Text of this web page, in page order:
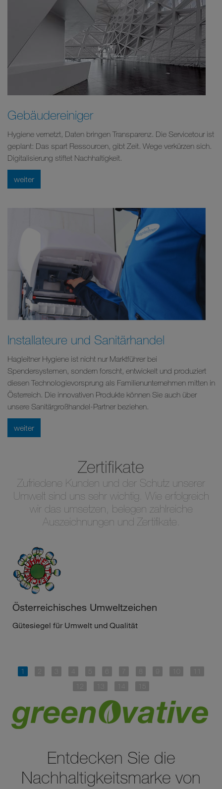
Gebäudereiniger
Hygiene vernetzt, Daten bringen Transparenz. Die Servicetour ist
geplant: Das spart Ressourcen, gibt Zeit. Wege verkürzen sich.
Digitalisierung stiftet Nachhaltigkeit.
weiter
Installateure und Sanitärhandel
Hagleitner Hygiene ist nicht nur Marktführer bei
Spendersystemen, sondern forscht, entwickelt und produziert
diesen Technologievorsprung als Familienunternehmen mitten in
Österreich. Die innovativen Produkte können Sie auch über
unsere Sanitärgroßhandel-Partner beziehen.
weiter
Zertifikate
Zufriedene Kunden und der Schutz unserer
Umwelt sind uns sehr wichtig. Wie erfolgreich
wir das umsetzen, belegen zahlreiche
Auszeichnungen und Zertifikate.
Österreichisches Umweltzeichen
Gütesiegel für Umwelt und Qualität
Entdecken Sie die
Nachhaltigkeitsmarke von